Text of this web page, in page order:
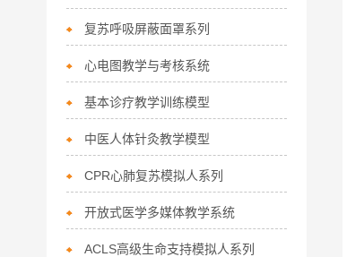
复苏呼吸屏蔽面罩系列
心电图教学与考核系统
基本诊疗教学训练模型
中医人体针灸教学模型
CPR心肺复苏模拟人系列
开放式医学多媒体教学系统
ACLS高级生命支持模拟人系列